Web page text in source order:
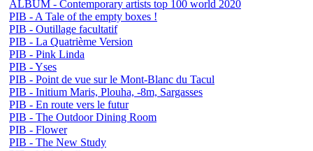
ALBUM - Contemporary artists top 100 world 2020
PIB - A Tale of the empty boxes !
PIB - Outillage facultatif
PIB - La Quatrième Version
PIB - Pink Linda
PIB - Yses
PIB - Point de vue sur le Mont-Blanc du Tacul
PIB - Initium Maris, Plouha, -8m, Sargasses
PIB - En route vers le futur
PIB - The Outdoor Dining Room
PIB - Flower
PIB - The New Study